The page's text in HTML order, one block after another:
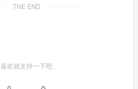
THE END
喜欢就支持一下吧